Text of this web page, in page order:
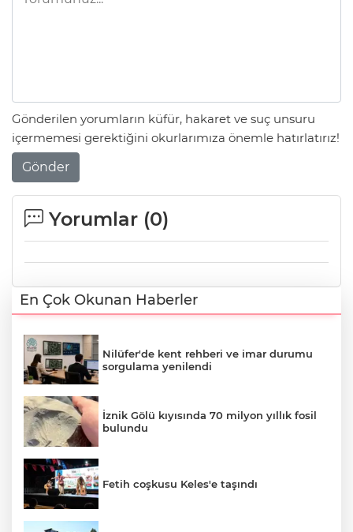
Gönderilen yorumların küfür, hakaret ve suç unsuru
içermemesi gerektiğini okurlarımıza önemle hatırlatırız!
Gönder
Yorumlar (0)
En Çok Okunan Haberler
Nilüfer'de kent rehberi ve imar durumu
sorgulama yenilendi
İznik Gölü kıyısında 70 milyon yıllık fosil
bulundu
Fetih coşkusu Keles'e taşındı